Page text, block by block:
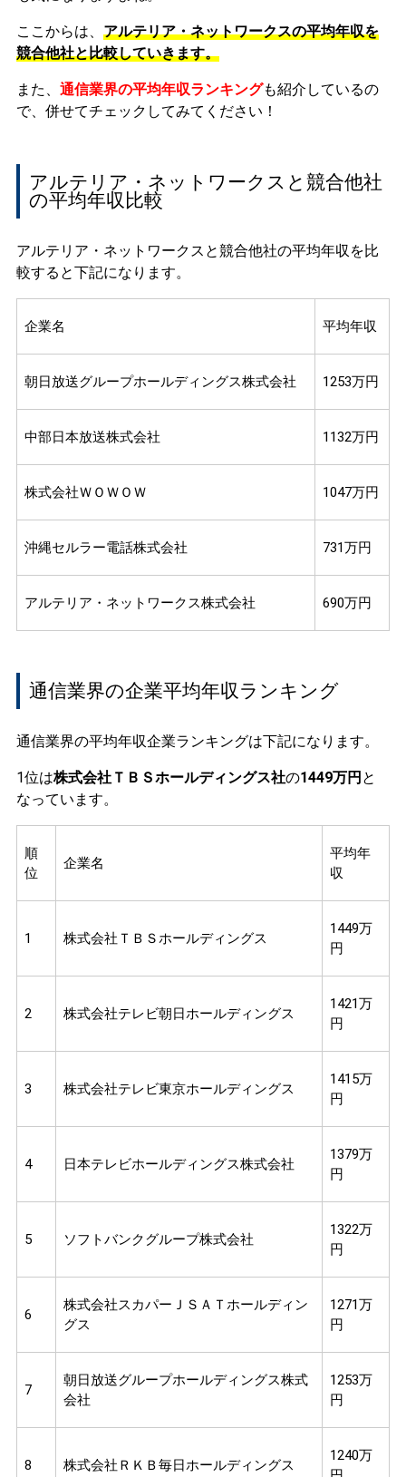
ここからは、 アルテリア・ネットワークスの平均年収を
競合他社と比較していきます。
また、 通信業界の平均年収ランキングも紹介しているの
で、併せてチェックしてみてください！
アルテリア・ネットワークスと競合他社
の平均年収比較
アルテリア・ネットワークスと競合他社の平均年収を比
較すると下記になります。
企業名 平均年収
朝日放送グループホールディングス株式会社 1253万円
中部日本放送株式会社 1132万円
株式会社ＷＯＷＯＷ 1047万円
沖縄セルラー電話株式会社 731万円
アルテリア・ネットワークス株式会社 690万円
通信業界の企業平均年収ランキング
通信業界の平均年収企業ランキングは下記になります。
1位は株式会社ＴＢＳホールディングス社の1449万円 と
なっています。
順
位
企業名
平均年
収
1 株式会社ＴＢＳホールディングス
1449万
円
2 株式会社テレビ朝日ホールディングス
1421万
円
3 株式会社テレビ東京ホールディングス
1415万
円
4 日本テレビホールディングス株式会社
1379万
円
5 ソフトバンクグループ株式会社
1322万
円
6
株式会社スカパーＪＳＡＴホールディン
グス
1271万
円
7
朝日放送グループホールディングス株式
会社
1253万
円
8 株式会社ＲＫＢ毎日ホールディングス
1240万